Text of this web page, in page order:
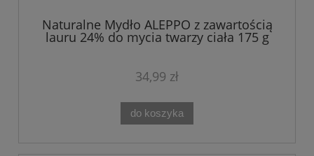
Naturalne Mydło ALEPPO z zawartością
lauru 24% do mycia twarzy ciała 175 g
34,99 zł
do koszyka